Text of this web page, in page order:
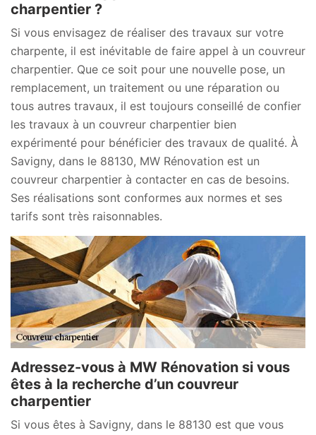
charpentier ?
Si vous envisagez de réaliser des travaux sur votre
charpente, il est inévitable de faire appel à un couvreur
charpentier. Que ce soit pour une nouvelle pose, un
remplacement, un traitement ou une réparation ou
tous autres travaux, il est toujours conseillé de confier
les travaux à un couvreur charpentier bien
expérimenté pour bénéficier des travaux de qualité. À
Savigny, dans le 88130, MW Rénovation est un
couvreur charpentier à contacter en cas de besoins.
Ses réalisations sont conformes aux normes et ses
tarifs sont très raisonnables.
Adressez-vous à MW Rénovation si vous
êtes à la recherche d’un couvreur
charpentier
Si vous êtes à Savigny, dans le 88130 est que vous